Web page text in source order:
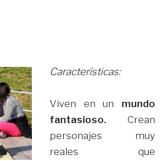
Características:
Viven en un mundo
fantasioso. Crean
personajes muy
reales que